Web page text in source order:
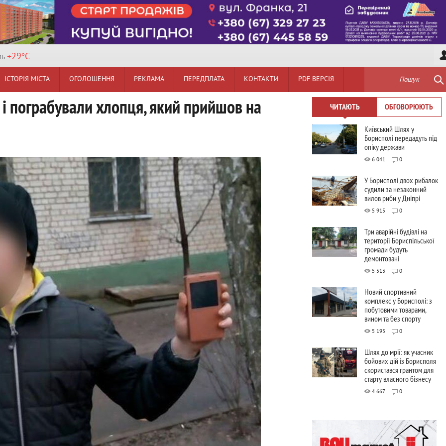
+29°C
ІСТОРІЯ МІСТА ОГОЛОШЕННЯ РЕКЛАМА ПЕРЕДПЛАТА КОНТАКТИ PDF ВЕРСІЯ Пошук
пограбували хлопця, який прийшов на ЧИТАЮТЬ ОБГОВОРЮЮТЬ
Київський Шлях у
Борисполі передадуть під
опіку держави
6 041 0
У Борисполі двох рибалок
судили за незаконний
вилов риби у Дніпрі
5 915 0
Три аварійні будівлі на
території Бориспільської
громади будуть
демонтовані
5 513 0
Новий спортивний
комплекс у Борисполі: з
побутовими товарами,
вином та без спорту
5 195 0
Шлях до мрії: як учасник
бойових дій із Борисполя
скористався грантом для
старту власного бізнесу
4 667 0